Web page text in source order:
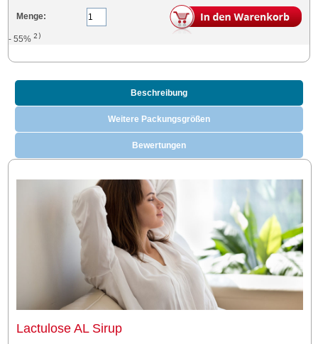
Menge:
- 55%2)
Beschreibung
Weitere Packungsgrößen
Bewertungen
Lactulose AL Sirup